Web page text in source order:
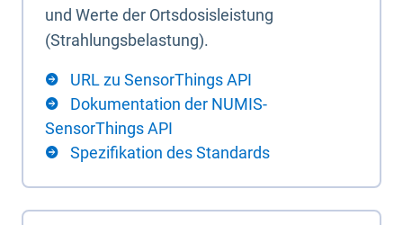
und Werte der Ortsdosisleistung
(Strahlungsbelastung).
URL zu SensorThings API
Dokumentation der NUMIS-
SensorThings API
Spezifikation des Standards